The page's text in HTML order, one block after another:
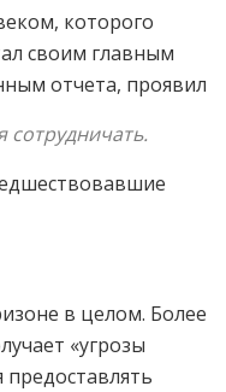
которого
своим главным
отчета, проявил
в целом. Более
«угрозы
предоставлять